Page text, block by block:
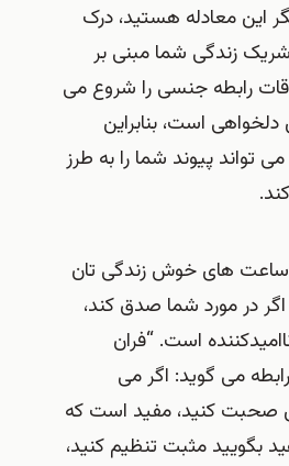
این معادله هستید، درک
زندگی شما مبنی بر
رابطه جنسی را شروع می
است، بنابراین
تواند پیوند شما را به طرز
ساعت های خوش زندگی تان
در مورد شما صدق کند،
است. “فران
می گوید: اگر می
صحبت کنید، مفید است که
بگویید مثبت تنظیم کنید،